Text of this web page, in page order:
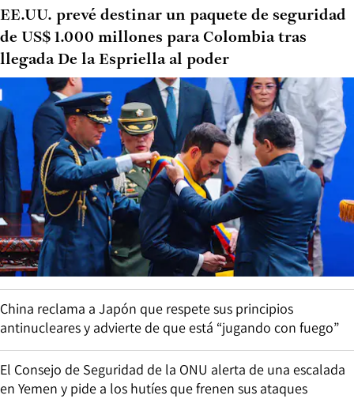
EE.UU. prevé destinar un paquete de seguridad
de US$ 1.000 millones para Colombia tras
llegada De la Espriella al poder
China reclama a Japón que respete sus principios
antinucleares y advierte de que está “jugando con fuego”
El Consejo de Seguridad de la ONU alerta de una escalada
en Yemen y pide a los hutíes que frenen sus ataques